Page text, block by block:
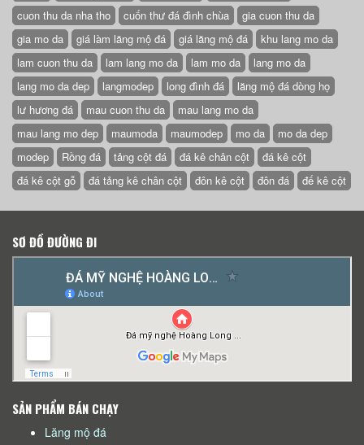
cuon thu da nha tho
cuốn thư đá đình chùa
gia cuon thu da
gia mo da
giá làm lăng mộ đá giá lăng mộ đá
khu lang mo da
lam cuon thu da
lam lang mo da lam mo da
lang mo da
lang mo da dep
langmodep long đình đá
lăng mộ đá dòng họ
lư hương đá
mau cuon thu da
mau lang mo da
mau lang mo dep
maumoda maumodep mo da
mo da dep
modep
Rồng đá tảng cột đá đá kê chân cột
đá kê cột
đá kê cột gỗ
đá tảng kê chân cột đôn kê cột đôn đá đế kê cột
SƠ ĐỒ ĐƯỜNG ĐI
SẢN PHẨM BÁN CHẠY
Lăng mộ đá